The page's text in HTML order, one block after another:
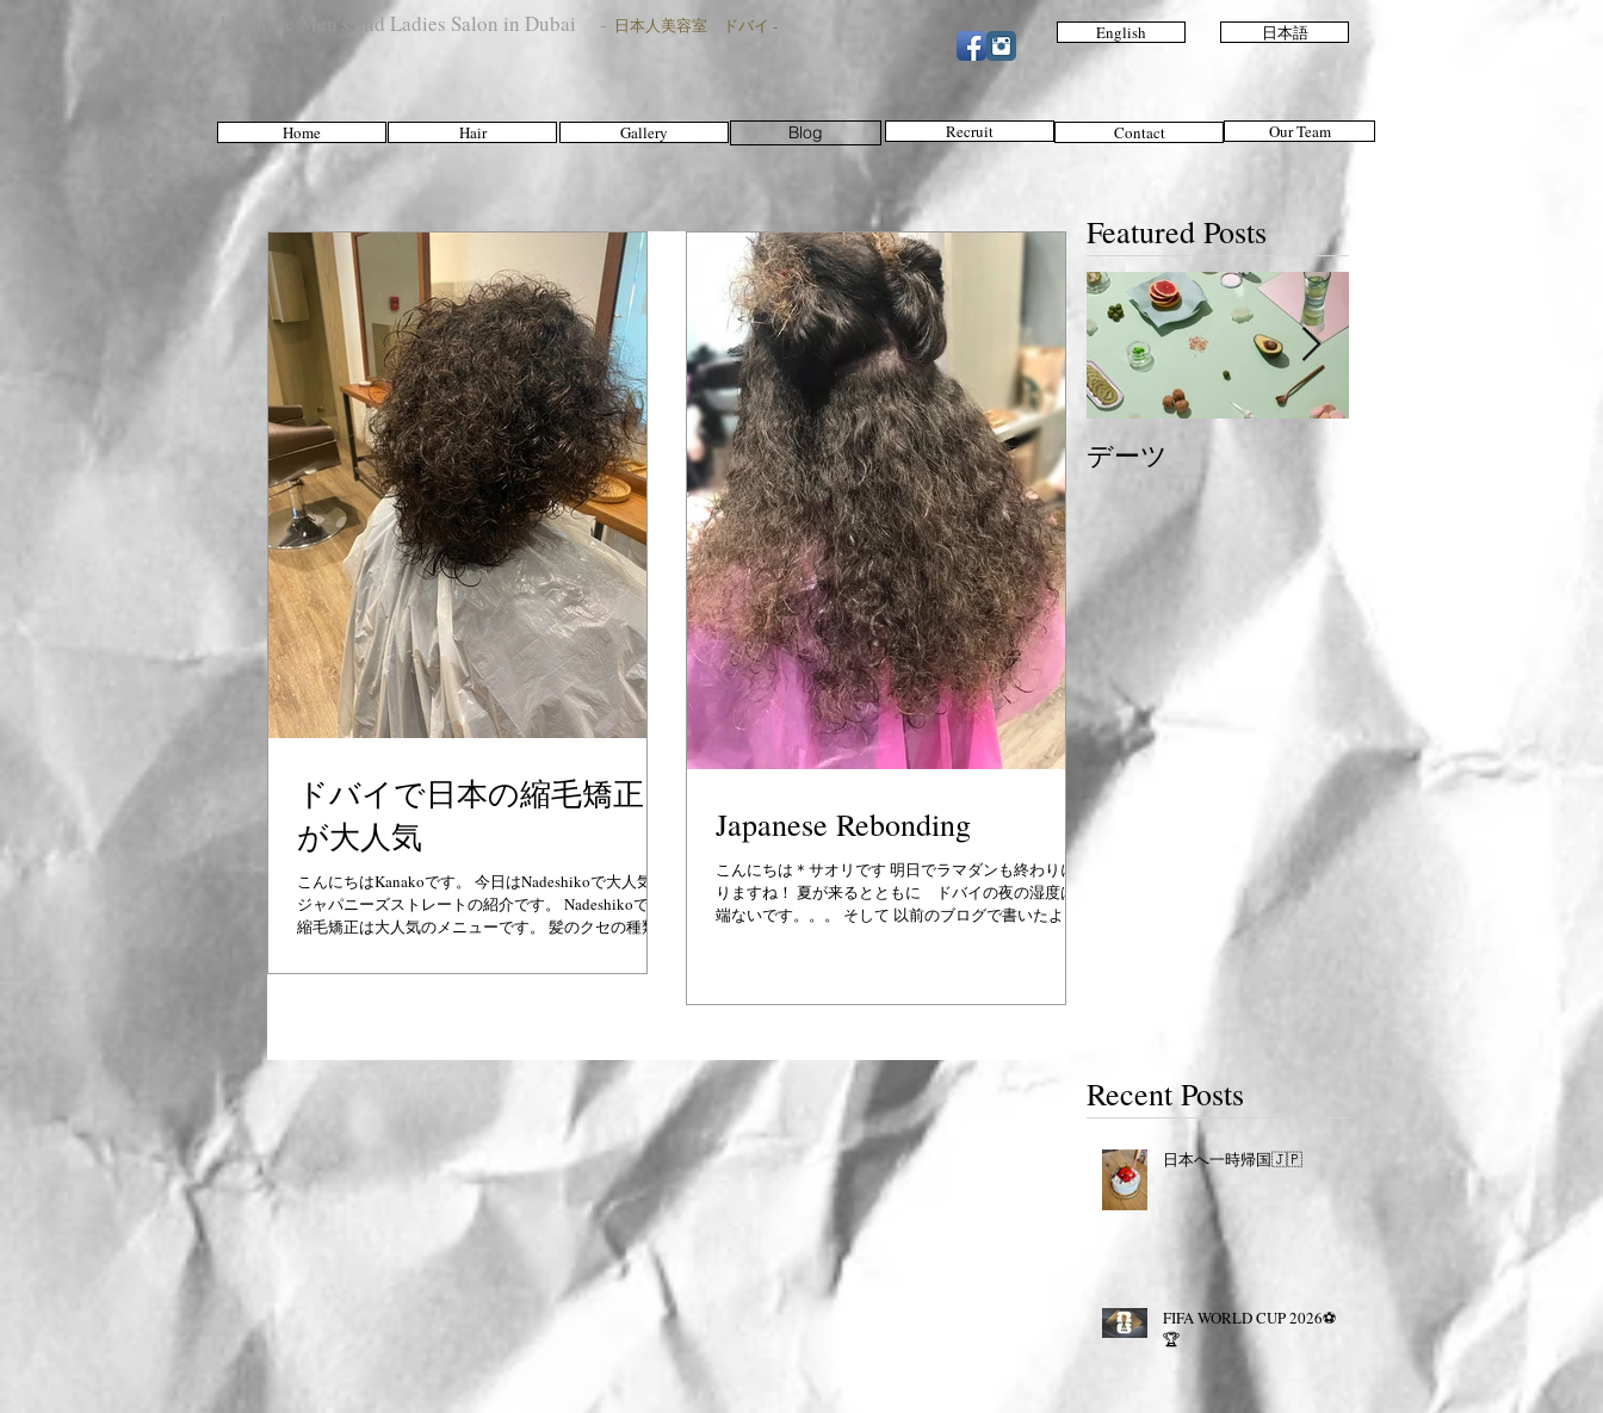
Japanese Men's and Ladies Salon in Dubai - 日本人美容室 ドバイ -
Home Hair Gallery Blog Recruit Contact Our Team
ドバイで日本の縮毛矯正
が大人気
こんにちはKanakoです。 今日はNadeshikoで大人気の
ジャパニーズストレートの紹介です。 Nadeshikoで、
縮毛矯正は大人気のメニューです。 髪のクセの種類も
も様々。 特に海外の方は、毎回高温のブロードライや
で、 それぞれの髪質の特徴を見極めをしていきます。
このお客様は、UAEのローカルの男性のBefor. 最近男
性のストレート希望のお客様も多いです。 そしてこち
らがAfter 私は施術前にカールも可愛いし、似合ってる
よ？って言ったんですが😅 ずっとサラサラのストレー
トロングヘアに憧れていたそうです。 自分の髪じゃな
いみたいっマジックだね！ってスーパー喜んでくれま
した。 こちらは毛先にケラチントリートメントが残留
してるお客様。 ケラチントリートメントとは、日本の
酸熱トリートメントに似てるんですが、 Dubaiの他サ
Japanese Rebonding
こんにちは＊サオリです 明日でラマダンも終わりにな
りますね！ 夏が来るとともに ドバイの夜の湿度は半
端ないです。。。 そして 以前のブログで書いたよう
Featured Posts
デーツ
Recent Posts
日本へ一時帰国🇯🇵
FIFA WORLD CUP 2026⚽️
🏆
English 日本語